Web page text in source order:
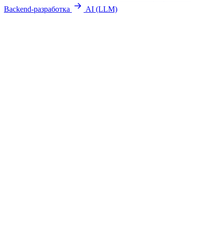
Backend-разработка
AI (LLM)